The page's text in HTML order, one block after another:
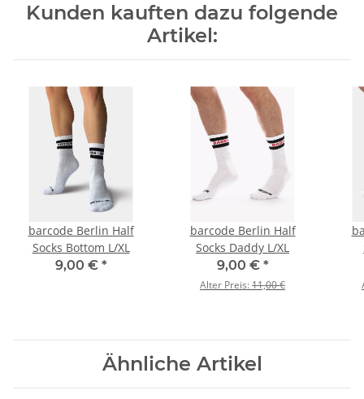
Kunden kauften dazu folgende
Artikel:
barcode Berlin Half
Socks Bottom L/XL
9,00 € *
barcode Berlin Half
Socks Daddy L/XL
9,00 € *
Alter Preis:11,00 €
Ähnliche Artikel